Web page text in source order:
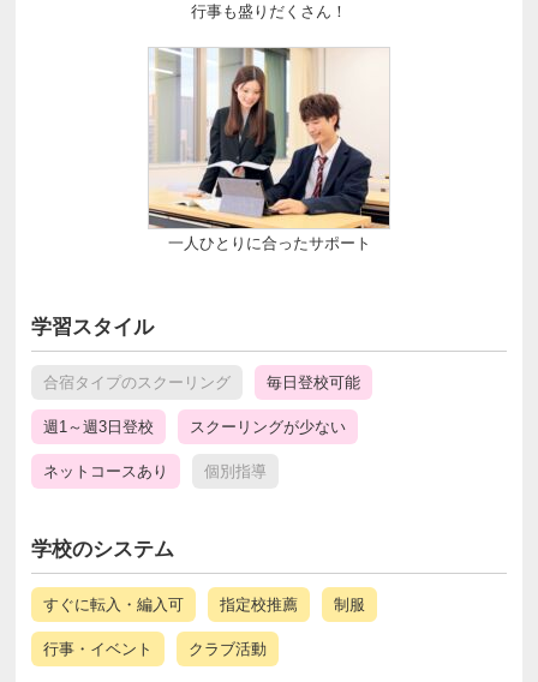
行事も盛りだくさん！
一人ひとりに合ったサポート
学習スタイル
合宿タイプのスクーリング 毎日登校可能
週1～週3日登校 スクーリングが少ない
ネットコースあり 個別指導
学校のシステム
すぐに転入・編入可 指定校推薦 制服
行事・イベント クラブ活動